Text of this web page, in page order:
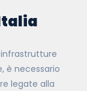
infrastrutture
è necessario
legate alla